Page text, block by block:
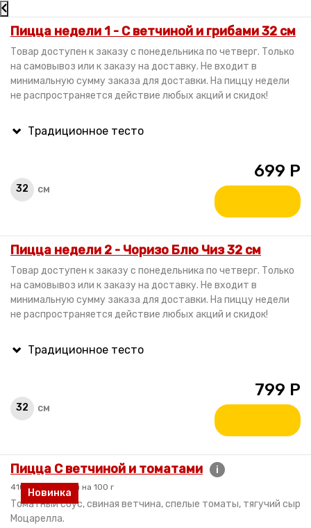
Пицца недели 1 - С ветчиной и грибами 32 см
Товар доступен к заказу с понедельника по четверг. Только
на самовывоз или к заказу на доставку. Не входит в
минимальную сумму заказа для доставки. На пиццу недели
не распространяется действие любых акций и скидок!
32 см
699 Р
Пицца недели 2 - Чоризо Блю Чиз 32 см
Товар доступен к заказу с понедельника по четверг. Только
на самовывоз или к заказу на доставку. Не входит в
минимальную сумму заказа для доставки. На пиццу недели
не распространяется действие любых акций и скидок!
32 см
799 Р
Новинка
Пицца С ветчиной и томатами i
410 гр. / 210 ккал на 100 г
Томатный соус, свиная ветчина, спелые томаты, тягучий сыр
Моцарелла.